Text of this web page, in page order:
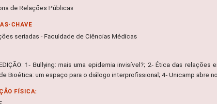
de Relações Públicas
CHAVE
seriadas - Faculdade de Ciências Médicas
1- Bullying: mais uma epidemia invisível?; 2- Ética das
Bioética: um espaço para o diálogo interprofissional; 4- Unicamp abre
FÍSICA: